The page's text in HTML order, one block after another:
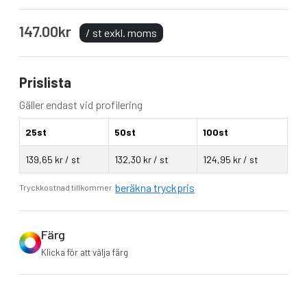
bara kontakta oss för en kostnadsfri offert.
Modell: Classic Raglan Sweat
Skötselråd: Tvätt 40 ° C, Tål torktumling
Mycket prisvärd tröja.
Klassisk rundhals sweatshirt tillverkad av 80% Belcoro®
garn!
Passar utmärkt för profilering.
Midja, hals och ärmar tillverkade av Lycra® bomull för
bästa möjliga formbeständighet.
Tröjan finns i flera olika färger!
Ingår i The Fruit Code.
147.00kr / st exkl. moms
Prislista
Gäller endast vid profilering
25st 50st 100st
139,65 kr / st 132,30 kr / st 124,95 kr / st
Tryckkostnad tillkommer beräkna tryckpris
Färg
Klicka för att välja färg